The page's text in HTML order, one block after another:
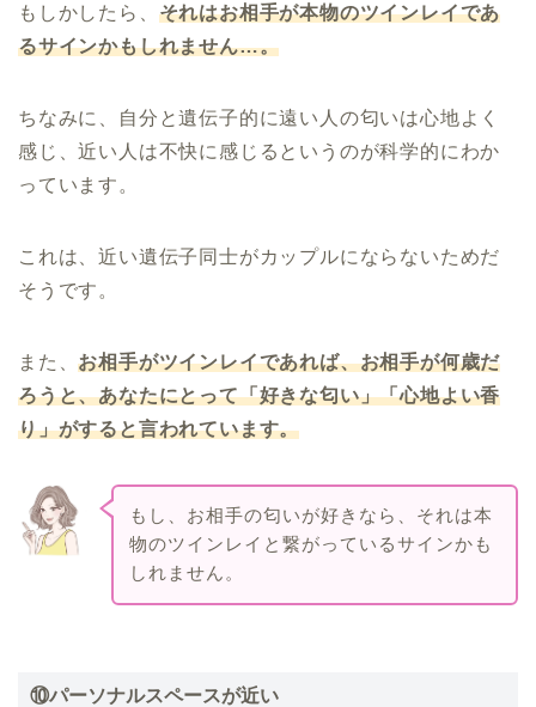
もしかしたら、 それはお相手が本物のツインレイであ
るサインかもしれません…。
ちなみに、自分と遺伝子的に遠い人の匂いは心地よく
感じ、近い人は不快に感じるというのが科学的にわか
っています。
これは、近い遺伝子同士がカップルにならないためだ
そうです。
また、お相手がツインレイであれば、お相手が何歳だ
ろうと、あなたにとって「好きな匂い」「心地よい香
り」がすると言われています。
もし、お相手の匂いが好きなら、それは本
物のツインレイと繋がっているサインかも
しれません。
⑩パーソナルスペースが近い